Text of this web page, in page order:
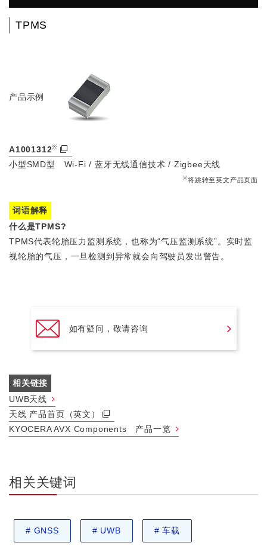
TPMS
产品示例
A1001312※
小型SMD型 Wi-Fi / 蓝牙无线通信技术 / Zigbee天线
※将跳转至英文产品页面
词语解释
什么是TPMS?
TPMS代表轮胎压力监测系统，也称为“气压监测系统”。实时监
视轮胎的气压，一旦检测到异常就会向驾驶员发出警告。
如有疑问，敬请咨询
相关链接
UWB天线
天线 产品首页（英文）
KYOCERA AVX Components 产品一览
相关关键词
# GNSS # UWB # 车载